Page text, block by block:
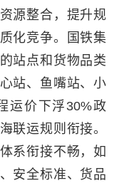
源整合，提升规
化竞争。国铁集
站点和货物品类
站、鱼嘴站、小
运价下浮30%政
联运规则衔接。
系衔接不畅，如
安全标准、货品